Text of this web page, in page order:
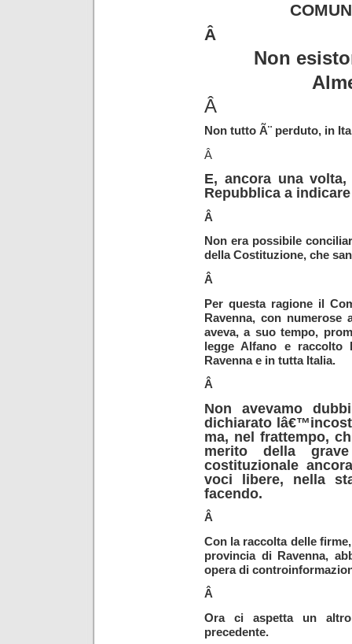
Â
Non
Â
Non tutto Ã¨ perduto, in
Â
E, ancora una
Repubblica a
Â
Non era possibile
della Costituzione, che
Â
Per questa ragione il
Ravenna, con numerose
aveva, a suo tempo,
legge Alfano e raccolto
Ravenna e in tutta Italia.
Â
Non avevamo
dichiarato
ma, nel frattempo,
merito della
costituzionale
voci libere, nella
facendo.
Â
Con la raccolta delle
provincia di Ravenna,
opera di
Â
Ora ci aspetta un
precedente.